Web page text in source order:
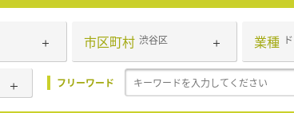
市区町村 渋谷区 業種
フリーワード